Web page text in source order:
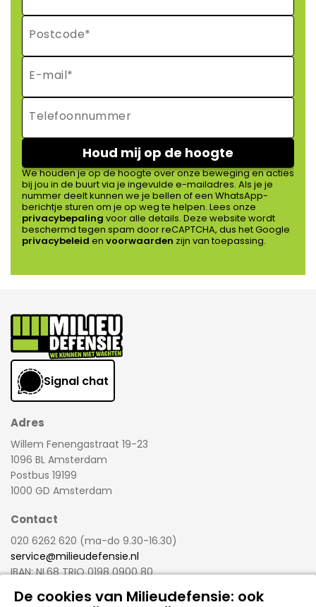
De cookies van Milieudefensie: ook
Postcode*
E-mail*
Telefoonnummer
We houden je op de hoogte over onze beweging en acties
bij jou in de buurt via je ingevulde e-mailadres. Als je je
nummer deelt kunnen we je bellen of een WhatsApp-
berichtje sturen om je op weg te helpen. Lees onze
privacybepaling voor alle details. Deze website wordt
beschermd tegen spam door reCAPTCHA, dus het Google
privacybeleid en voorwaarden zijn van toepassing.
Signal chat
Adres
Willem Fenengastraat 19-23
1096 BL Amsterdam
Postbus 19199
1000 GD Amsterdam
Contact
020 6262 620 (ma-do 9.30-16.30)
service@milieudefensie.nl
IBAN: NL68 TRIO 0198 0900 80